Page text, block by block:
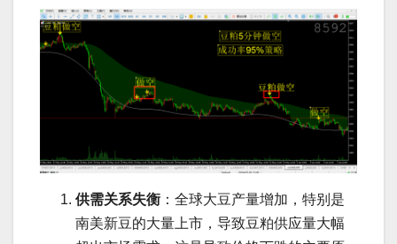
供需关系失衡 ：全球大豆产量增加，特别是
南美新豆的大量上市，导致豆粕供应量大幅